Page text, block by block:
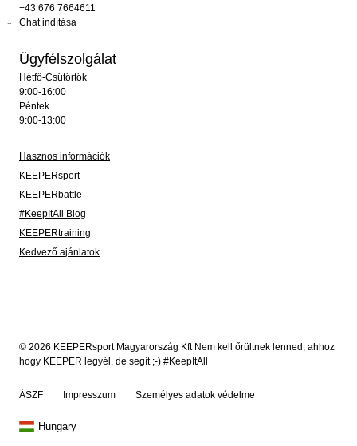
+43 676 7664611
Chat indítása
Ügyfélszolgálat
Hétfő-Csütörtök
9:00-16:00
Péntek
9:00-13:00
Hasznos információk
KEEPERsport
KEEPERbattle
#KeepItAll Blog
KEEPERtraining
Kedvező ajánlatok
© 2026 KEEPERsport Magyarország Kft Nem kell őrültnek lenned, ahhoz
hogy KEEPER legyél, de segít ;-) #KeepItAll
ÁSZF Impresszum Személyes adatok védelme
Hungary